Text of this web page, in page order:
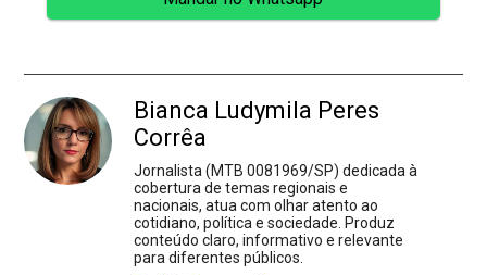
Bianca Ludymila Peres
Corrêa
Jornalista (MTB 0081969/SP) dedicada à
cobertura de temas regionais e
nacionais, atua com olhar atento ao
cotidiano, política e sociedade. Produz
conteúdo claro, informativo e relevante
para diferentes públicos.